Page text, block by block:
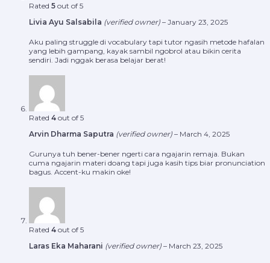
Rated 5 out of 5
Livia Ayu Salsabila (verified owner) – January 23, 2025
Aku paling struggle di vocabulary tapi tutor ngasih metode hafalan
yang lebih gampang, kayak sambil ngobrol atau bikin cerita
sendiri. Jadi nggak berasa belajar berat!
Rated 4 out of 5
Arvin Dharma Saputra (verified owner) – March 4, 2025
Gurunya tuh bener-bener ngerti cara ngajarin remaja. Bukan
cuma ngajarin materi doang tapi juga kasih tips biar pronunciation
bagus. Accent-ku makin oke!
Rated 4 out of 5
Laras Eka Maharani (verified owner) – March 23, 2025